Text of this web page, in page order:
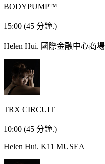
BODYPUMP™
15:00 (45 分鐘.)
Helen Hui. 國際金融中心商場
TRX CIRCUIT
10:00 (45 分鐘.)
Helen Hui. K11 MUSEA